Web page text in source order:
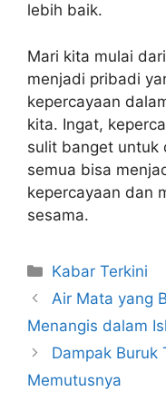
lebih baik.
Mari kita mulai
menjadi pribadi
kepercayaan
kita. Ingat,
sulit banget untuk
semua bisa
kepercayaan dan
sesama.
Kabar Terkini
Air Mata yang
Menangis dalam
Dampak Buruk
Memutusnya